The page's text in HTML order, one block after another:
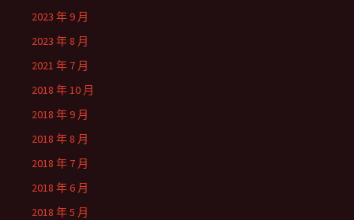
2023 年 9 月
2023 年 8 月
2021 年 7 月
2018 年 10 月
2018 年 9 月
2018 年 8 月
2018 年 7 月
2018 年 6 月
2018 年 5 月